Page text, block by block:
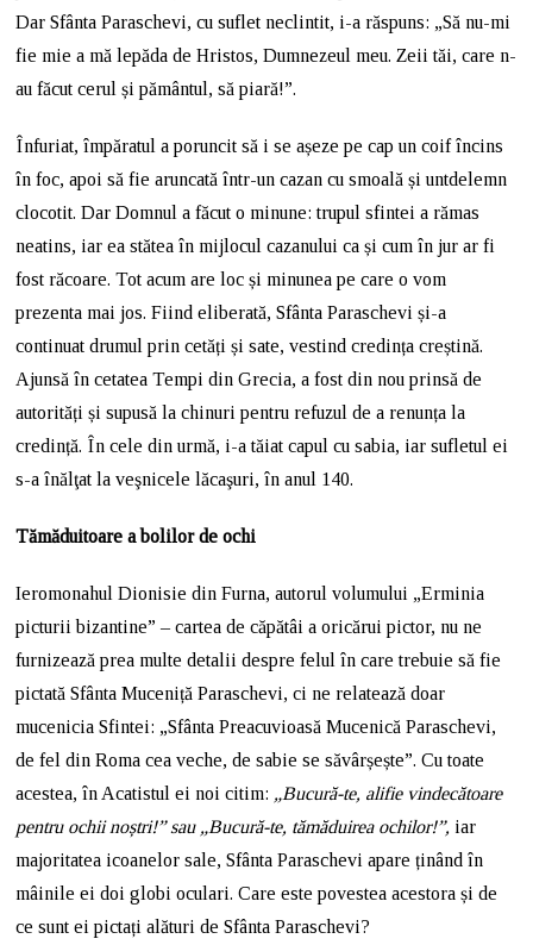
Dar Sfânta Paraschevi, cu suflet neclintit, i-a răspuns: „Să nu-mi
fie mie a mă lepăda de Hristos, Dumnezeul meu. Zeii tăi, care n-
au făcut cerul și pământul, să piară!”.
Înfuriat, împăratul a poruncit să i se așeze pe cap un coif încins
în foc, apoi să fie aruncată într-un cazan cu smoală și untdelemn
clocotit. Dar Domnul a făcut o minune: trupul sfintei a rămas
neatins, iar ea stătea în mijlocul cazanului ca și cum în jur ar fi
fost răcoare. Tot acum are loc și minunea pe care o vom
prezenta mai jos. Fiind eliberată, Sfânta Paraschevi și-a
continuat drumul prin cetăți și sate, vestind credința creștină.
Ajunsă în cetatea Tempi din Grecia, a fost din nou prinsă de
autorități și supusă la chinuri pentru refuzul de a renunța la
credință. În cele din urmă, i-a tăiat capul cu sabia, iar sufletul ei
s-a înălţat la veşnicele lăcaşuri, în anul 140.
Tămăduitoare a bolilor de ochi
Ieromonahul Dionisie din Furna, autorul volumului „Erminia
picturii bizantine” – cartea de căpătâi a oricărui pictor, nu ne
furnizează prea multe detalii despre felul în care trebuie să fie
pictată Sfânta Muceniță Paraschevi, ci ne relatează doar
mucenicia Sfintei: „Sfânta Preacuvioasă Mucenică Paraschevi,
de fel din Roma cea veche, de sabie se săvârșește”. Cu toate
acestea, în Acatistul ei noi citim: „Bucură-te, alifie vindecătoare
pentru ochii noștri!” sau „Bucură-te, tămăduirea ochilor!”, iar
majoritatea icoanelor sale, Sfânta Paraschevi apare ținând în
mâinile ei doi globi oculari. Care este povestea acestora și de
ce sunt ei pictați alături de Sfânta Paraschevi?